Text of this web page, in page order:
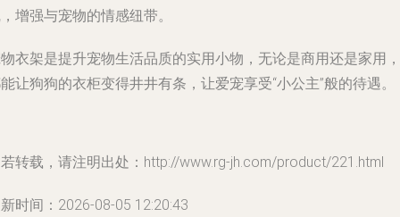
增强与宠物的情感纽带。
衣架是提升宠物生活品质的实用小物，无论是商用还是家用，
让狗狗的衣柜变得井井有条，让爱宠享受“小公主”般的待遇。
转载，请注明出处：http://www.rg-jh.com/product/221.html
时间：2026-08-05 12:20:43